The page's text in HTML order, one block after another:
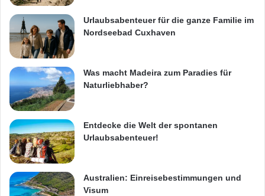
Urlaubsabenteuer für die ganze Familie im
Nordseebad Cuxhaven
Was macht Madeira zum Paradies für
Naturliebhaber?
Entdecke die Welt der spontanen
Urlaubsabenteuer!
Australien: Einreisebestimmungen und
Visum